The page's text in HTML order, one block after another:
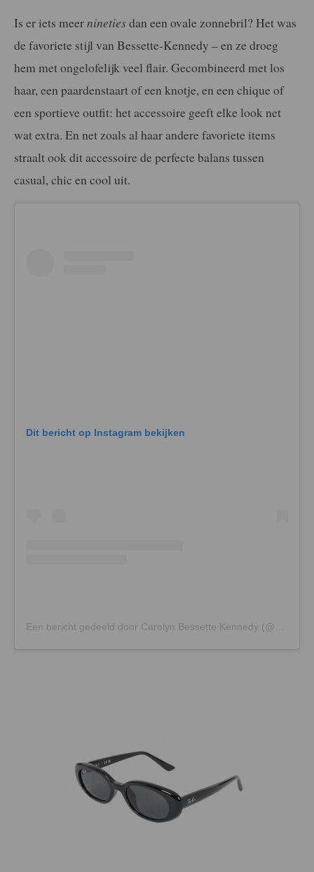
Is er iets meerninetiesdan een ovale zonnebril? Het was
de favoriete stijl van Bessette-Kennedy – en ze droeg
hem met ongelofelijk veel flair. Gecombineerd met los
haar, een paardenstaart of een knotje, en een chique of
een sportieve outfit: het accessoire geeft elke look net
wat extra. En net zoals al haar andere favoriete items
straalt ook dit accessoire de perfecte balans tussen
casual, chic en cool uit.
Dit bericht op Instagram bekijken